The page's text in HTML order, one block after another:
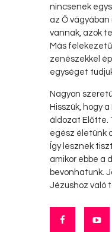
nincsenek
az Ő vágyában
vannak, azok
Más
zenészekkel
egységet
Nagyon
Hisszük, hogy
áldozat Előtte.
egész életünk
Így lesznek
amikor ebbe a
bevonhatunk.
Jézushoz való